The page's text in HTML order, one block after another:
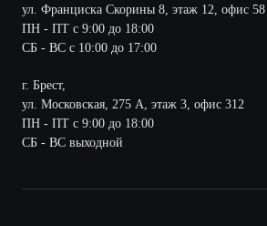
ул. Франциска Скорины 8, этаж 12, офис 58
ПН - ПТ с 9:00 до 18:00
СБ - ВС с 10:00 до 17:00
г. Брест,
ул. Московская, 275 А, этаж 3, офис 312
ПН - ПТ с 9:00 до 18:00
СБ - ВС выходной